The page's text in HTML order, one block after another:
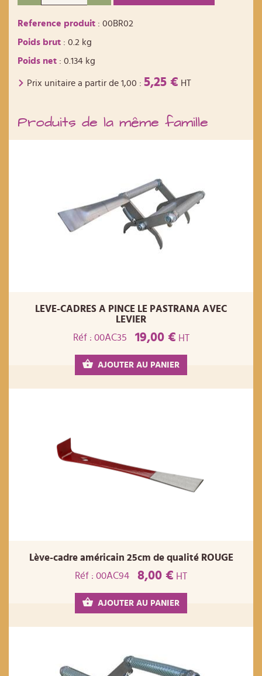
Reference produit : 00BR02
Poids brut : 0.2 kg
Poids net : 0.134 kg
Prix unitaire a partir de 1,00 : 5,25 € HT
Produits de la même famille
LEVE-CADRES A PINCE LE PASTRANA AVEC
LEVIER
Réf : 00AC35
19,00 € HT
AJOUTER AU PANIER
Lève-cadre américain 25cm de qualité ROUGE
Réf : 00AC94
8,00 € HT
AJOUTER AU PANIER